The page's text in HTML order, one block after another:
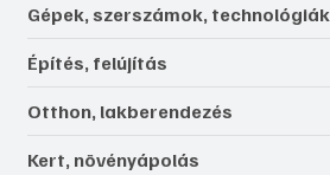
Gépek, szerszámok, technológiák
Építés, felújítás
Otthon, lakberendezés
Kert, növényápolás